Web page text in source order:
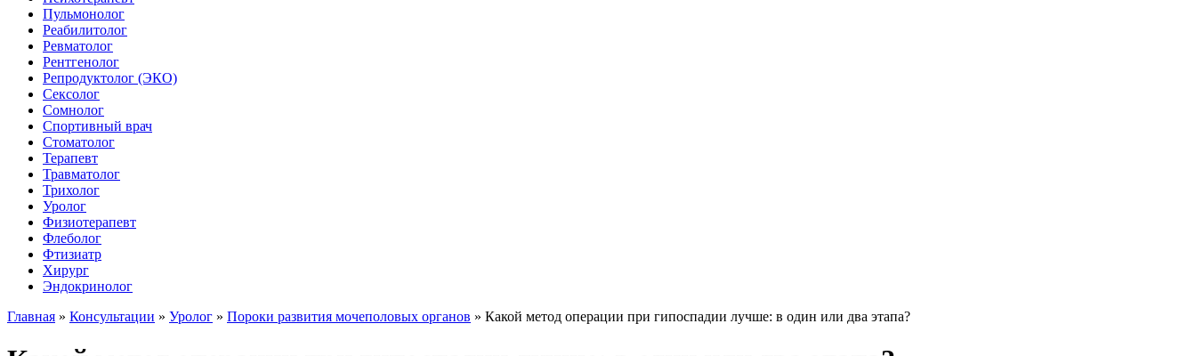
Пульмонолог
Реабилитолог
Ревматолог
Рентгенолог
Репродуктолог (ЭКО)
Сексолог
Сомнолог
Спортивный врач
Стоматолог
Терапевт
Травматолог
Трихолог
Уролог
Физиотерапевт
Флеболог
Фтизиатр
Хирург
Эндокринолог
Главная » Консультации » Уролог » Пороки развития мочеполовых органов » Какой метод операции при гипоспадии лучше: в один или два этапа?